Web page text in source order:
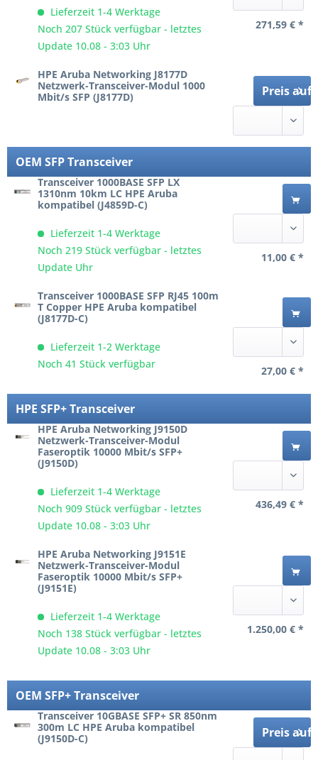
Lieferzeit 1-4 Werktage
Noch 207 Stück verfügbar - letztes
Update 10.08 - 3:03 Uhr
271,59 € *
HPE Aruba Networking J8177D
Netzwerk-Transceiver-Modul 1000
Mbit/s SFP (J8177D)
Preis auf
OEM SFP Transceiver
Transceiver 1000BASE SFP LX
1310nm 10km LC HPE Aruba
kompatibel (J4859D-C)
Lieferzeit 1-4 Werktage
Noch 219 Stück verfügbar - letztes
Update Uhr
11,00 € *
Transceiver 1000BASE SFP RJ45 100m
T Copper HPE Aruba kompatibel
(J8177D-C)
Lieferzeit 1-2 Werktage
Noch 41 Stück verfügbar
27,00 € *
HPE SFP+ Transceiver
HPE Aruba Networking J9150D
Netzwerk-Transceiver-Modul
Faseroptik 10000 Mbit/s SFP+
(J9150D)
Lieferzeit 1-4 Werktage
Noch 909 Stück verfügbar - letztes
Update 10.08 - 3:03 Uhr
436,49 € *
HPE Aruba Networking J9151E
Netzwerk-Transceiver-Modul
Faseroptik 10000 Mbit/s SFP+
(J9151E)
Lieferzeit 1-4 Werktage
Noch 138 Stück verfügbar - letztes
Update 10.08 - 3:03 Uhr
1.250,00 € *
OEM SFP+ Transceiver
Transceiver 10GBASE SFP+ SR 850nm
300m LC HPE Aruba kompatibel
(J9150D-C)
Preis auf